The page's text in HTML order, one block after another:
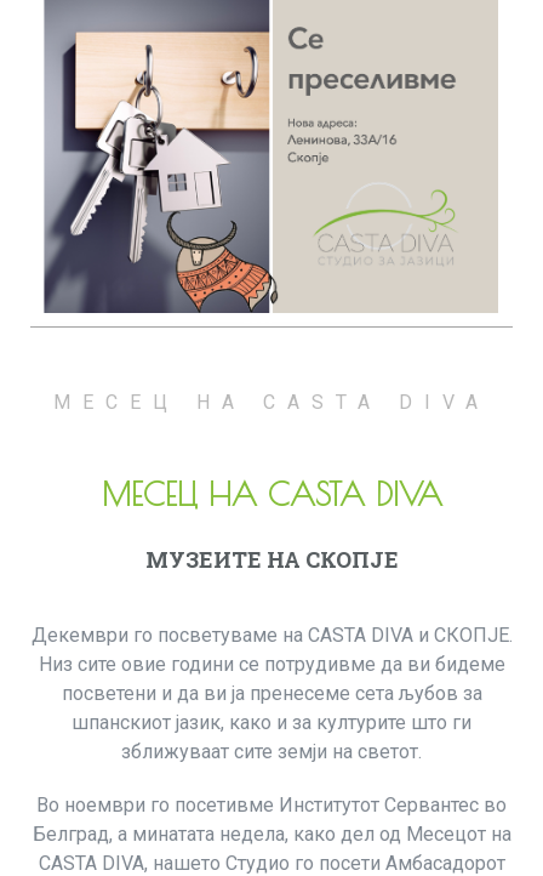
МЕСЕЦ НА CASTA DIVA
МЕСЕЦ НА CASTA DIVA
МУЗЕИТЕ НА СКОПЈЕ
Декември го посветуваме на CASTA DIVA и СКОПЈЕ.
Низ сите овие години се потрудивме да ви бидеме
посветени и да ви ја пренесеме сета љубов за
шпанскиот јазик, како и за културите што ги
зближуваат сите земји на светот.
Во ноември го посетивме Институтот Сервантес во
Белград, а минатата недела, како дел од Месецот на
CASTA DIVA, нашето Студио го посети Амбасадорот